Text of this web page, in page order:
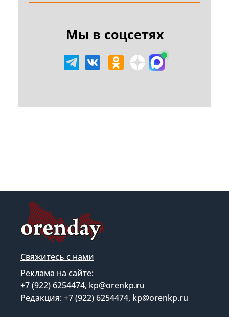
Мы в соцсетях
Свяжитесь с нами
Реклама на сайте:
+7 (922) 6254474, kp@orenkp.ru
Редакция: +7 (922) 6254474, kp@orenkp.ru